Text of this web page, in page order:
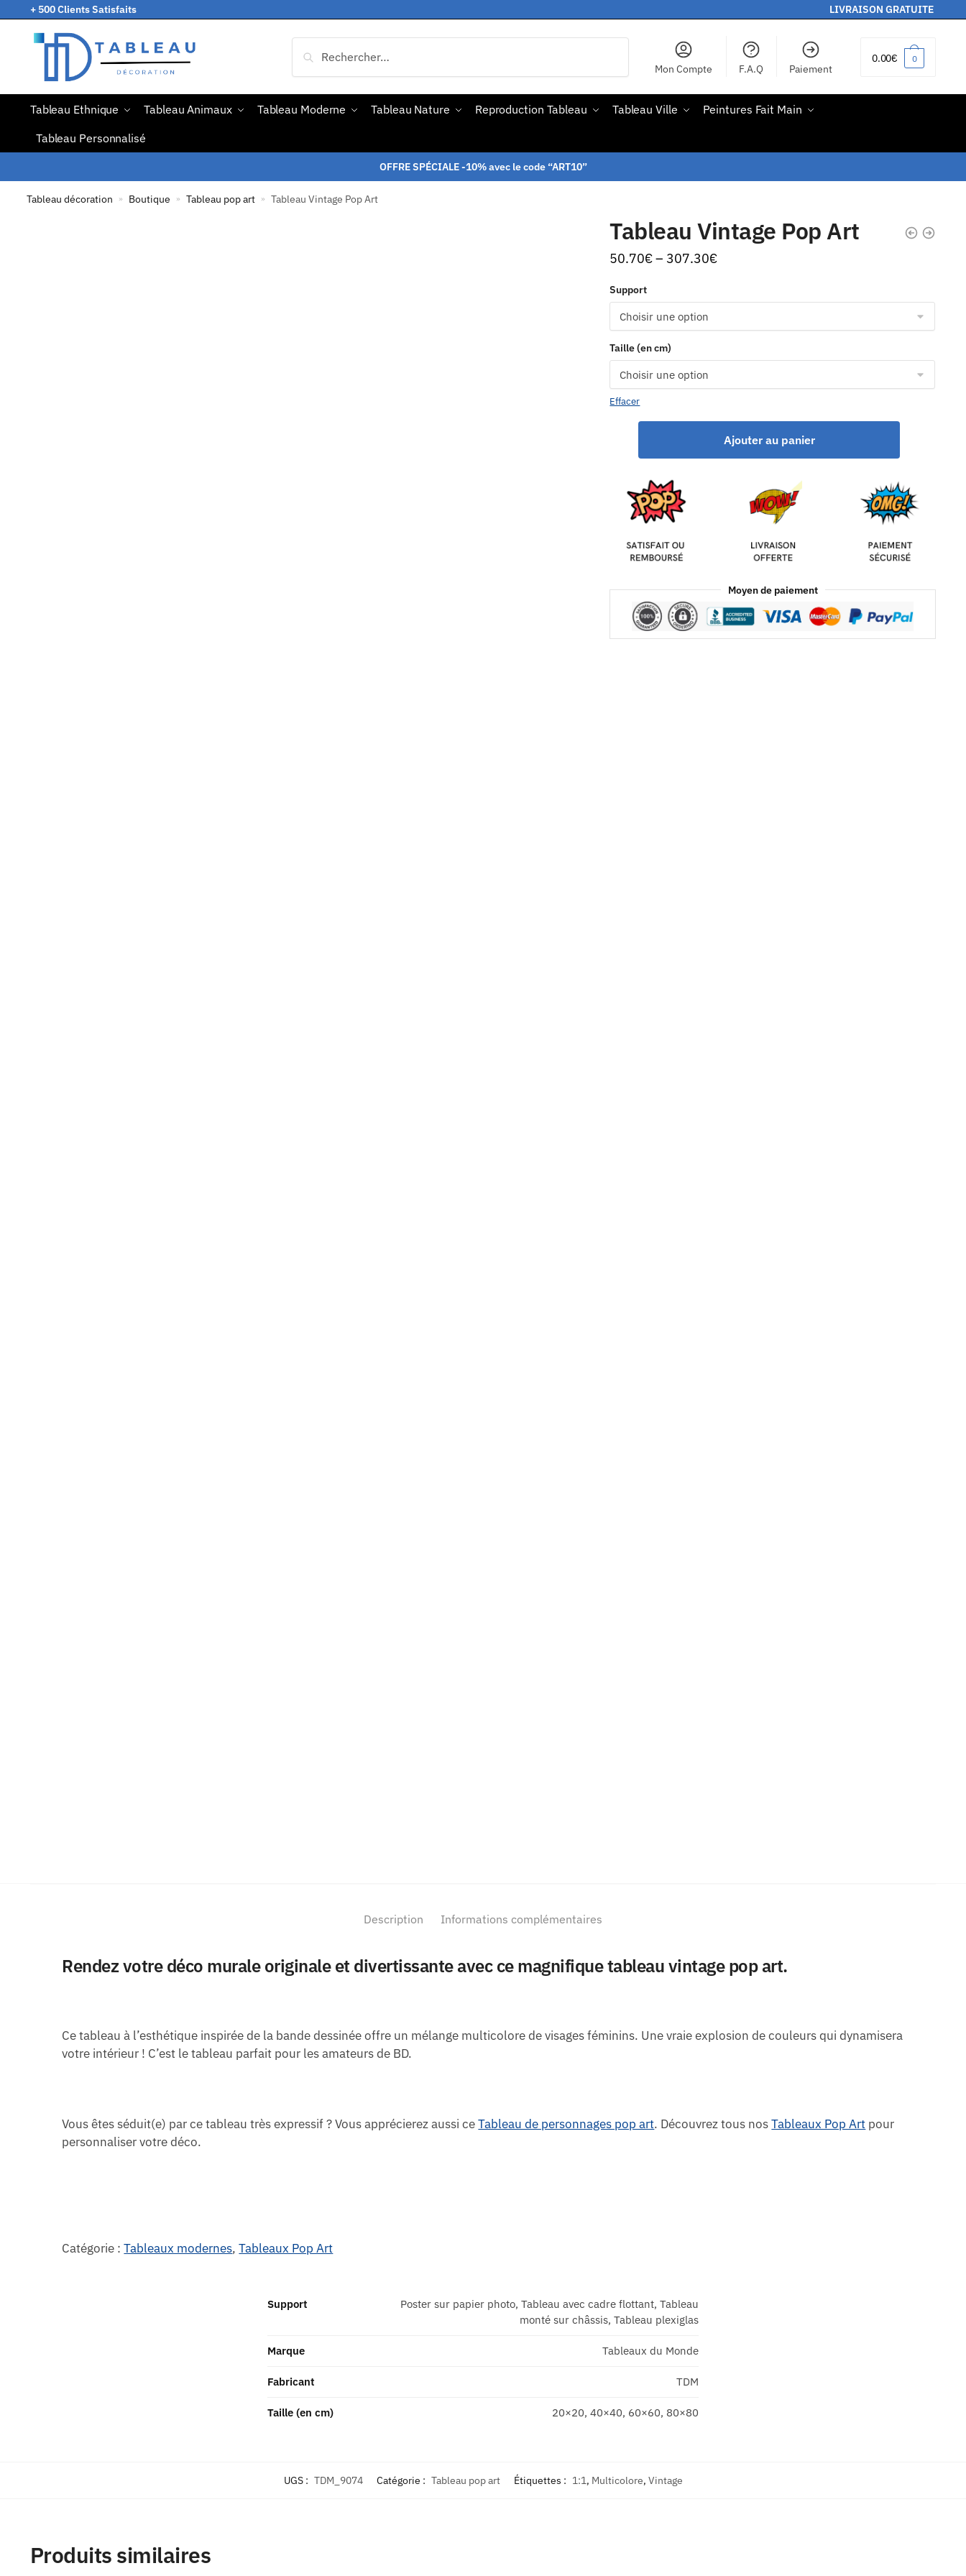
+ 500 Clients Satisfaits LIVRAISON GRATUITE
Mon Compte F.A.Q Paiement
0.00€ 0
Tableau Ethnique Tableau Animaux Tableau Moderne Tableau Nature Reproduction Tableau Tableau Ville
Peintures Fait Main
Tableau Personnalisé
OFFRE SPÉCIALE -10% avec le code “ART10”
Tableau décoration » Boutique » Tableau pop art » Tableau Vintage Pop Art
Tableau Vintage Pop Art
50.70€– 307.30€
Support
Taille (en cm)
Effacer
Ajouter au panier
Moyen de paiement
Description Informations complémentaires
Rendez votre déco murale originale et divertissante avec ce magnifique tableau vintage pop art.
Ce tableau à l’esthétique inspirée de la bande dessinée offre un mélange multicolore de visages féminins. Une vraie explosion de couleurs qui dynamisera
votre intérieur ! C’est le tableau parfait pour les amateurs de BD.
Vous êtes séduit(e) par ce tableau très expressif ? Vous apprécierez aussi ceTableau de personnages pop art. Découvrez tous nosTableaux Pop Art pour
personnaliser votre déco.
Catégorie :Tableaux modernes,Tableaux Pop Art
Support
Poster sur papier photo, Tableau avec cadre flottant, Tableau
monté sur châssis, Tableau plexiglas
Marque Tableaux du Monde
Fabricant TDM
Taille (en cm) 20×20, 40×40, 60×60, 80×80
UGS : TDM_9074 Catégorie : Tableau pop art Étiquettes : 1:1, Multicolore, Vintage
Produits similaires